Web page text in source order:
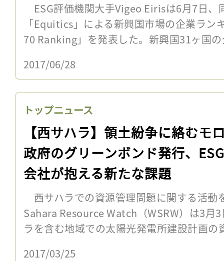
ESG評価機関大手Vigeo Eirisは6月7日、
「Equitics」による新興国市場の企業ラ
70 Ranking」を発表した。新興国31ヶ国
2017/06/28
トップニュース
【西サハラ】領土紛争に絡むモ
政府のグリーンボンド発行、
会社が抱える新たな課題
西サハラでの資源管理問題に関する活動
Sahara Resource Watch（WSRW）は3月
ラを含む地域での太陽光発電所建設計画
2017/03/25